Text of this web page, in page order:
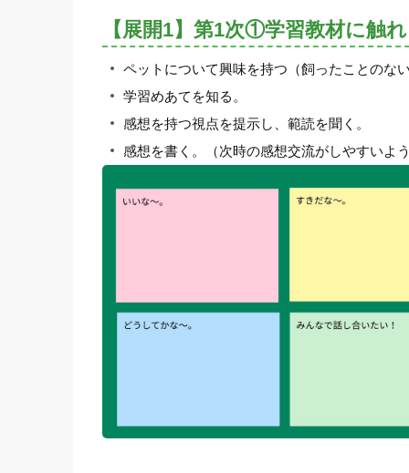
【展開1】第1次①学習教材に触
ペットについて興味を持つ（飼ったことのな
学習めあてを知る。
感想を持つ視点を提示し、範読を聞く。
感想を書く。（次時の感想交流がしやすい